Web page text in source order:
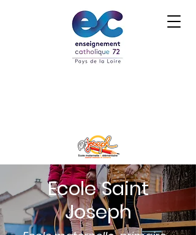
Ecole Saint
Joseph